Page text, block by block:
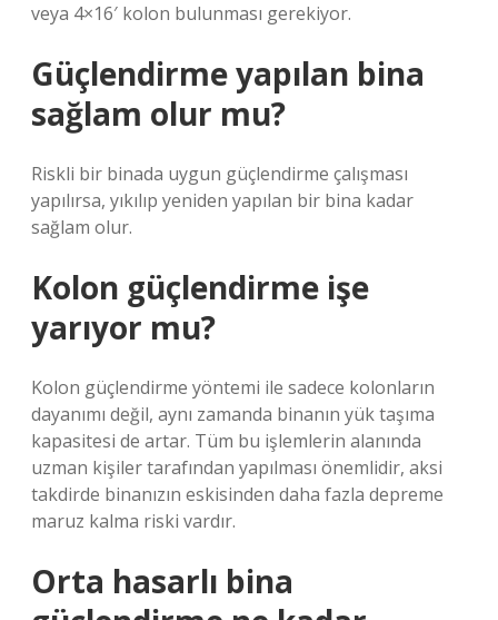
veya 4×16′ kolon bulunması gerekiyor.
Güçlendirme yapılan bina
sağlam olur mu?
Riskli bir binada uygun güçlendirme çalışması
yapılırsa, yıkılıp yeniden yapılan bir bina kadar
sağlam olur.
Kolon güçlendirme işe
yarıyor mu?
Kolon güçlendirme yöntemi ile sadece kolonların
dayanımı değil, aynı zamanda binanın yük taşıma
kapasitesi de artar. Tüm bu işlemlerin alanında
uzman kişiler tarafından yapılması önemlidir, aksi
takdirde binanızın eskisinden daha fazla depreme
maruz kalma riski vardır.
Orta hasarlı bina